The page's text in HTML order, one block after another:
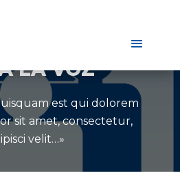
LA VOZ
est qui dolorem
sit amet, consectetur,
velit…»